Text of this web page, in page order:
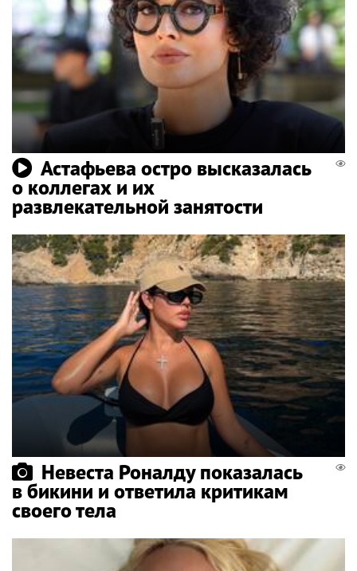
Астафьева остро высказалась
о коллегах и их
развлекательной занятости
Невеста Роналду показалась
в бикини и ответила критикам
своего тела